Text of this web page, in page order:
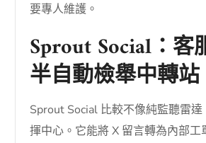
要專人維護。
Sprout Social：客
半自動檢舉中轉站
Sprout Social 比較不像純監聽雷
揮中心。它能將 X 留言轉為內部工